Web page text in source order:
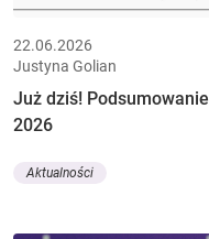
22.06.2026
Justyna Golian
Już dziś!
2026
Aktualności